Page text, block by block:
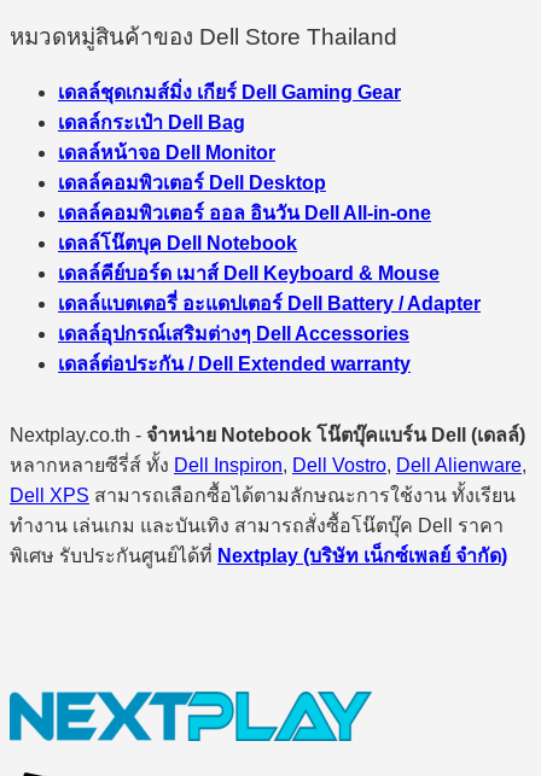
หมวดหมู่สินค้าของ Dell Store Thailand
เดลล์ชุดเกมส์มิ่ง เกียร์ Dell Gaming Gear
เดลล์กระเป๋า Dell Bag
เดลล์หน้าจอ Dell Monitor
เดลล์คอมพิวเตอร์ Dell Desktop
เดลล์คอมพิวเตอร์ ออล อินวัน Dell All-in-one
เดลล์โน๊ตบุค Dell Notebook
เดลล์คีย์บอร์ด เมาส์ Dell Keyboard & Mouse
เดลล์แบตเตอรี่ อะแดปเตอร์ Dell Battery / Adapter
เดลล์อุปกรณ์เสริมต่างๆ Dell Accessories
เดลล์ต่อประกัน / Dell Extended warranty
Nextplay.co.th - จำหน่าย Notebook โน๊ตบุ๊คแบร์น Dell (เดลล์)
หลากหลายซีรี่ส์ ทั้ง Dell Inspiron, Dell Vostro, Dell Alienware,
Dell XPS สามารถเลือกซื้อได้ตามลักษณะการใช้งาน ทั้งเรียน
ทำงาน เล่นเกม และบันเทิง สามารถสั่งซื้อโน๊ตบุ๊ค Dell ราคา
พิเศษ รับประกันศูนย์ได้ที่ Nextplay (บริษัท เน็กซ์เพลย์ จำกัด)